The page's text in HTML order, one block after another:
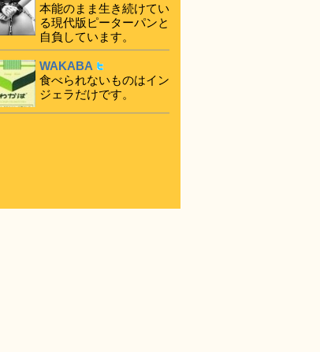
本能のまま生き続けてい
る現代版ピーターパンと
自負しています。
WAKABA
食べられないものはイン
ジェラだけです。